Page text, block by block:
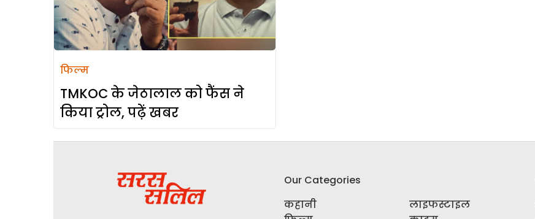
फिल्म
TMKOC के जेठालाल को फैंस ने
किया ट्रोल, पढ़ें खबर
Our Categories
कहानी
लाइफस्टाइल